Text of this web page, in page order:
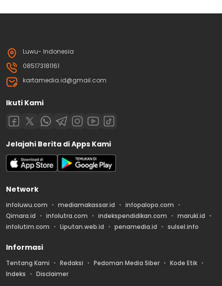
Luwu- Indonesia
085173181161
kartamedia.id@gmail.com
Ikuti Kami
Jelajahi Berita di Apps Kami
Network
infoluwu.com mediamakassar.id
infopalopo.com
Qimara.id
infolutra.com indekspendidikan.com
maruki.id
infolutim.com
Liputan.web.id penamedia.id sulsel.info
Informasi
Tentang Kami Redaksi Pedoman Media Siber
Kode Etik
Indeks
Disclaimer